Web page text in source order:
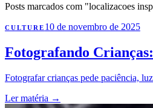
Posts marcados com "localizacoes
CULTURE 10 de novembro de 2025
Fotografando
Fotografar crianças pede paciência,
Ler matéria →